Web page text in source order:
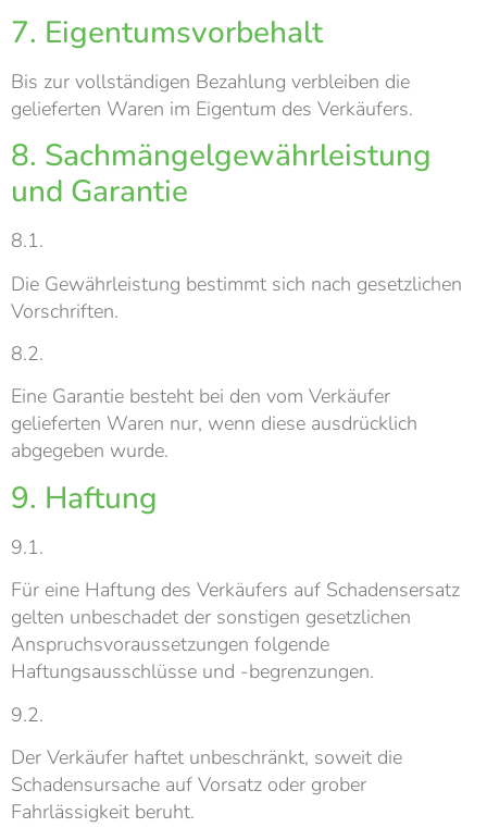
7. Eigentumsvorbehalt
Bis zur vollständigen Bezahlung verbleiben die
gelieferten Waren im Eigentum des Verkäufers.
8. Sachmängelgewährleistung
und Garantie
8.1.
Die Gewährleistung bestimmt sich nach gesetzlichen
Vorschriften.
8.2.
Eine Garantie besteht bei den vom Verkäufer
gelieferten Waren nur, wenn diese ausdrücklich
abgegeben wurde.
9. Haftung
9.1.
Für eine Haftung des Verkäufers auf Schadensersatz
gelten unbeschadet der sonstigen gesetzlichen
Anspruchsvoraussetzungen folgende
Haftungsausschlüsse und -begrenzungen.
9.2.
Der Verkäufer haftet unbeschränkt, soweit die
Schadensursache auf Vorsatz oder grober
Fahrlässigkeit beruht.